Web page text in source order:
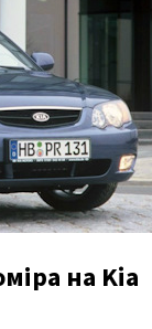
на Kia